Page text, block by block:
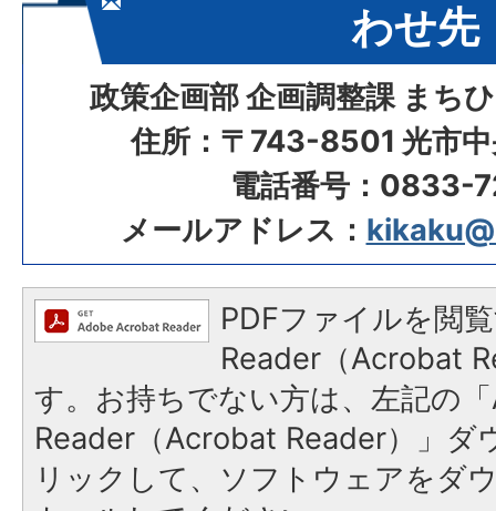
わせ先
政策企画部 企画調整課 まち
住所：〒743-8501 光市中
電話番号：0833-
メールアドレス：
PDFファイルを閲
Reader（Acrobat
す。お持ちでない方は、左記の
Reader（Acrobat Reader）」ダ
リックして、ソフトウェアをダ